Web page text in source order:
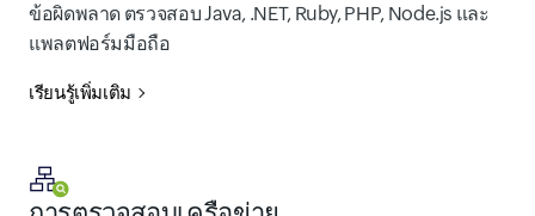
ข้อผิดพลาด ตรวจสอบ Java, .NET, Ruby, PHP, Node.js และ
แพลตฟอร์มมือถือ
เรียนรู้เพิ่มเติม